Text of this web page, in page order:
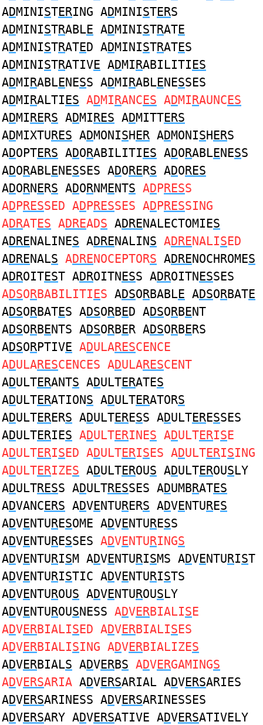
ADMINISTERING ADMINISTERS
ADMINISTRABLE ADMINISTRATE
ADMINISTRATED ADMINISTRATES
ADMINISTRATIVE ADMIRABILITIES
ADMIRABLENESS ADMIRABLENESSES
ADMIRALTIES ADMIRANCES ADMIRAUNCES
ADMIRERS ADMIRES ADMITTERS
ADMIXTURES ADMONISHER ADMONISHERS
ADOPTERS ADORABILITIES ADORABLENESS
ADORABLENESSES ADORERS ADORES
ADORNERS ADORNMENTS ADPRESS
ADPRESSED ADPRESSES ADPRESSING
ADRATES ADREADS ADRENALECTOMIES
ADRENALINES ADRENALINS ADRENALISED
ADRENALS ADRENOCEPTORS ADRENOCHROMES
ADROITEST ADROITNESS ADROITNESSES
ADSORBABILITIES ADSORBABLE ADSORBATE
ADSORBATES ADSORBED ADSORBENT
ADSORBENTS ADSORBER ADSORBERS
ADSORPTIVE ADULARESCENCE
ADULARESCENCES ADULARESCENT
ADULTERANTS ADULTERATES
ADULTERATIONS ADULTERATORS
ADULTERERS ADULTERESS ADULTERESSES
ADULTERIES ADULTERINES ADULTERISE
ADULTERISED ADULTERISES ADULTERISING
ADULTERIZES ADULTEROUS ADULTEROUSLY
ADULTRESS ADULTRESSES ADUMBRATES
ADVANCERS ADVENTURERS ADVENTURES
ADVENTURESOME ADVENTURESS
ADVENTURESSES ADVENTURINGS
ADVENTURISM ADVENTURISMS ADVENTURIST
ADVENTURISTIC ADVENTURISTS
ADVENTUROUS ADVENTUROUSLY
ADVENTUROUSNESS ADVERBIALISE
ADVERBIALISED ADVERBIALISES
ADVERBIALISING ADVERBIALIZES
ADVERBIALS ADVERBS ADVERGAMINGS
ADVERSARIA ADVERSARIAL ADVERSARIES
ADVERSARINESS ADVERSARINESSES
ADVERSARY ADVERSATIVE ADVERSATIVELY